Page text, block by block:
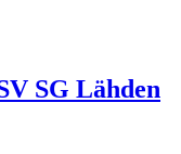
SG Lähden